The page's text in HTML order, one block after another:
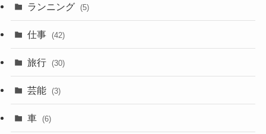
ランニング (5)
仕事 (42)
旅行 (30)
芸能 (3)
車 (6)